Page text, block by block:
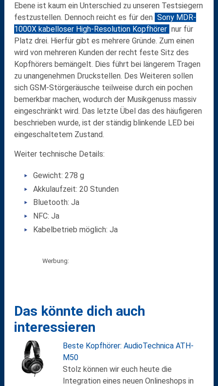
Ebene ist kaum ein Unterschied zu unseren Testsiegern
festzustellen. Dennoch reicht es für den Sony MDR-
1000X kabelloser High-Resolution Kopfhörer nur für
Platz drei. Hierfür gibt es mehrere Gründe. Zum einen
wird von mehreren Kunden der recht feste Sitz des
Kopfhörers bemängelt. Dies führt bei längerem Tragen
zu unangenehmen Druckstellen. Des Weiteren sollen
sich GSM-Störgeräusche teilweise durch ein pochen
bemerkbar machen, wodurch der Musikgenuss massiv
eingeschränkt wird. Das letzte Übel das des häufigeren
beschrieben wurde, ist der ständig blinkende LED bei
eingeschaltetem Zustand.
Weiter technische Details:
Gewicht: 278 g
Akkulaufzeit: 20 Stunden
Bluetooth: Ja
NFC: Ja
Kabelbetrieb möglich: Ja
Werbung:
Das könnte dich auch
interessieren
Beste Kopfhörer: AudioTechnica ATH-
M50
Stolz können wir euch heute die
Integration eines neuen Onlineshops in